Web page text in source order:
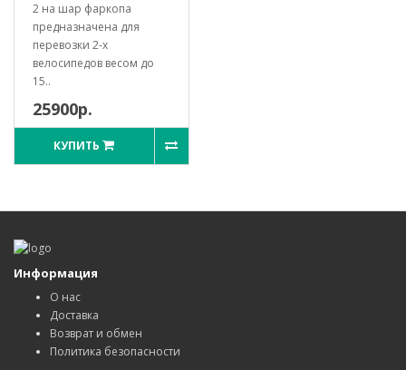
2 на шар фаркопа
предназначена для
перевозки 2-х
велосипедов весом до
15..
25900р.
КУПИТЬ
Информация
О нас
Доставка
Возврат и обмен
Политика безопасности